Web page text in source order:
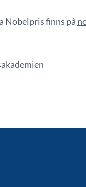
Nobelpris finns på